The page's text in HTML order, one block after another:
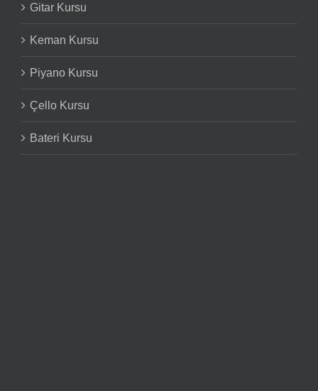
Gitar Kursu
Keman Kursu
Piyano Kursu
Çello Kursu
Bateri Kursu